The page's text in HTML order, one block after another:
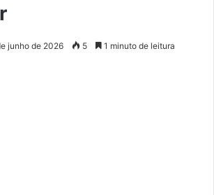
junho de 2026 5 1 minuto de leitura